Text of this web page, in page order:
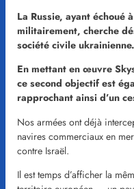
La Russie, ayant échoué
militairement, cherche
société civile ukrainienne.
En mettant en œuvre
ce second objectif est
rapprochant ainsi d’un
Nos armées ont déjà
navires commerciaux en
contre Israël.
Il est temps d’afficher la